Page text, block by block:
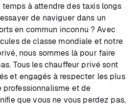
temps à attendre des taxis longs
de naviguer dans un
en commun inconnu ? Avec
de classe mondiale et notre
nous sommes là pour faire
Tous les chauffeur privé sont
et engagés à respecter les plus
professionnalisme et de
que vous ne vous perdez pas,